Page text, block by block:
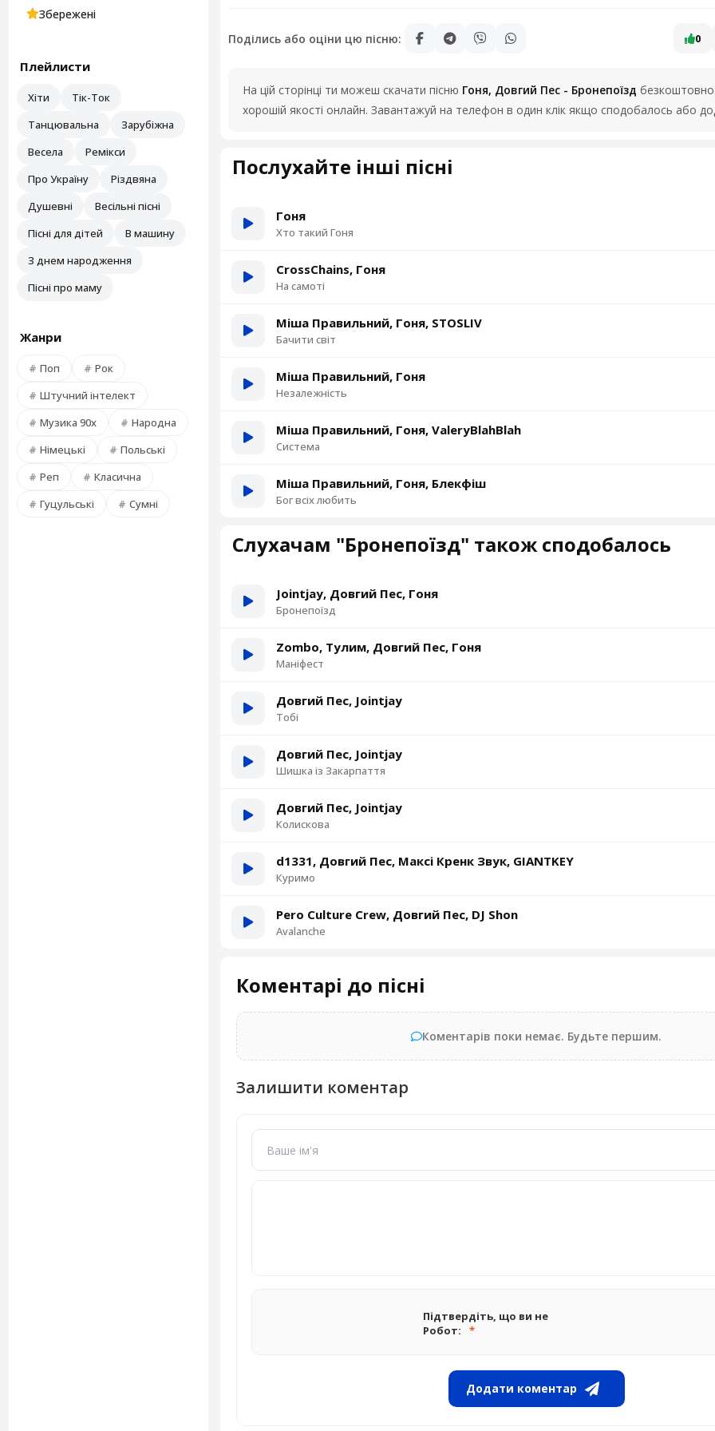
Збережені
Плейлисти
Хіти
Тік-Ток
Танцювальна
Зарубіжна
Весела
Ремікси
Про Україну
Різдвяна
Душевні
Весільні пісні
Пісні для дітей
В машину
З днем народження
Пісні про маму
Жанри
Поп
Рок
Штучний інтелект
Музика 90х
Народна
Німецькі
Польські
Реп
Класична
Гуцульські
Сумні
Поділись або оціни цю пісню: 0
На цій сторінці ти можеш скачати пісню Гоня, Довгий Пес - Бронепоїзд безкоштовно
хорошій якості онлайн. Завантажуй на телефон в один клік якщо сподобалось або
Послухайте інші пісні
Гоня
Хто такий Гоня
CrossChains, Гоня
На самоті
Міша Правильний, Гоня, STOSLIV
Бачити світ
Міша Правильний, Гоня
Незалежність
Міша Правильний, Гоня, ValeryBlahBlah
Система
Міша Правильний, Гоня, Блекфіш
Бог всіх любить
Слухачам "Бронепоїзд" також сподобалось
Jointjay, Довгий Пес, Гоня
Бронепоїзд
Zombo, Тулим, Довгий Пес, Гоня
Маніфест
Довгий Пес, Jointjay
Тобі
Довгий Пес, Jointjay
Шишка із Закарпаття
Довгий Пес, Jointjay
Колискова
d1331, Довгий Пес, Максі Кренк Звук, GIANTKEY
Куримо
Pero Culture Crew, Довгий Пес, DJ Shon
Avalanche
Коментарі до пісні
Коментарів поки немає. Будьте першим.
Залишити коментар
Підтвердіть, що ви не
Робот:
Додати коментар